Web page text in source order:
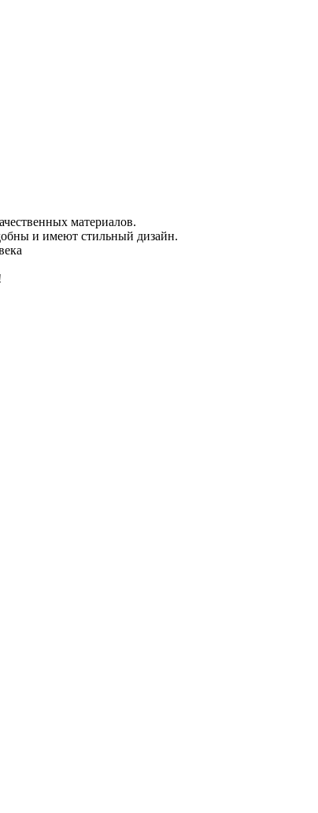
материалов.
и имеют стильный дизайн.